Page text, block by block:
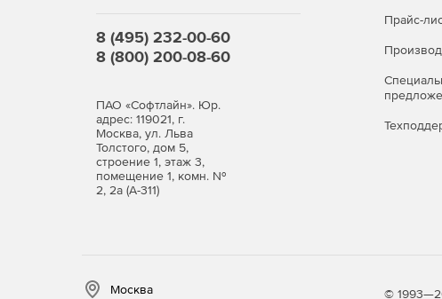
8 (495) 232-00-60
8 (800) 200-08-60
ПАО «Софтлайн». Юр.
адрес: 119021, г.
Москва, ул. Льва
Толстого, дом 5,
строение 1, этаж 3,
помещение 1, комн. №
2, 2а (А-311)
Прайс-
Москва ©